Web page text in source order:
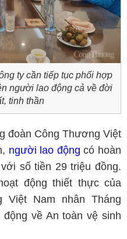
ty cần tiếp tục phối hợp
người lao động cả về đời
tinh thần
đoàn Công Thương Việt
người lao độngcó hoàn
số tiền 29 triệu đồng.
động thiết thực của
Việt Nam nhân Tháng
về An toàn vệ sinh